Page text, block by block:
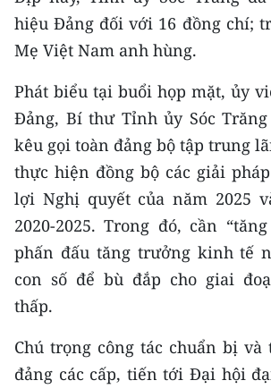
ENGLISH
中文
FRANÇAIS
РУССКИЙ
ESPAÑOL
한국어
hiệu Đảng đối với 16 đồng chí;
Mẹ Việt Nam anh hùng.
Phát biểu tại buổi họp mặt, ủy
Đảng, Bí thư Tỉnh ủy Sóc
kêu gọi toàn đảng bộ tập trung
thực hiện đồng bộ các giải
lợi Nghị quyết của năm 2025
2020-2025. Trong đó, cần
phấn đấu tăng trưởng kinh tế
con số để bù đắp cho giai
thấp.
Chú trọng công tác chuẩn bị
đảng các cấp, tiến tới Đại hội